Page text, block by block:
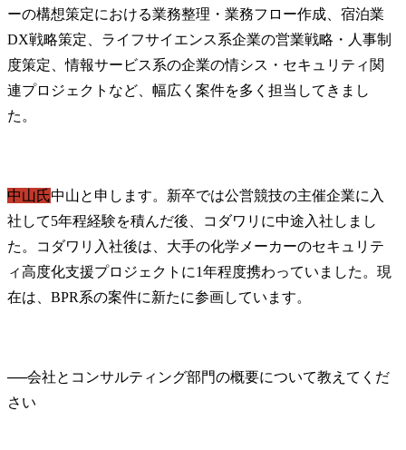
ーの構想策定における業務整理・業務フロー作成、宿泊業
DX戦略策定、ライフサイエンス系企業の営業戦略・人事制
度策定、情報サービス系の企業の情シス・セキュリティ関
連プロジェクトなど、幅広く案件を多く担当してきまし
た。
中山氏中山と申します。新卒では公営競技の主催企業に入
社して5年程経験を積んだ後、コダワリに中途入社しまし
た。コダワリ入社後は、大手の化学メーカーのセキュリテ
ィ高度化支援プロジェクトに1年程度携わっていました。現
在は、BPR系の案件に新たに参画しています。
──会社とコンサルティング部門の概要について教えてくだ